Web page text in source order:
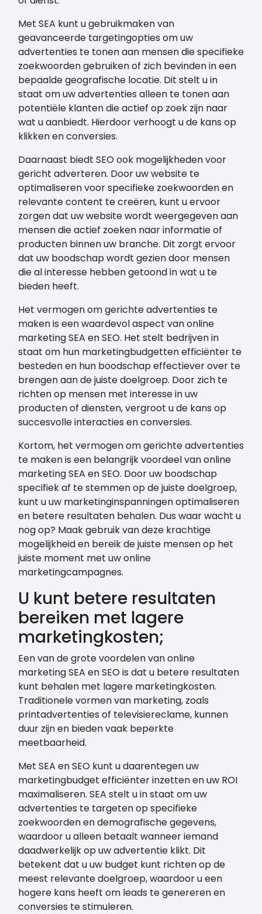
Met SEA kunt u gebruikmaken van
geavanceerde targetingopties om uw
advertenties te tonen aan mensen die specifieke
zoekwoorden gebruiken of zich bevinden in een
bepaalde geografische locatie. Dit stelt u in
staat om uw advertenties alleen te tonen aan
potentiële klanten die actief op zoek zijn naar
wat u aanbiedt. Hierdoor verhoogt u de kans op
klikken en conversies.
Daarnaast biedt SEO ook mogelijkheden voor
gericht adverteren. Door uw website te
optimaliseren voor specifieke zoekwoorden en
relevante content te creëren, kunt u ervoor
zorgen dat uw website wordt weergegeven aan
mensen die actief zoeken naar informatie of
producten binnen uw branche. Dit zorgt ervoor
dat uw boodschap wordt gezien door mensen
die al interesse hebben getoond in wat u te
bieden heeft.
Het vermogen om gerichte advertenties te
maken is een waardevol aspect van online
marketing SEA en SEO. Het stelt bedrijven in
staat om hun marketingbudgetten efficiënter te
besteden en hun boodschap effectiever over te
brengen aan de juiste doelgroep. Door zich te
richten op mensen met interesse in uw
producten of diensten, vergroot u de kans op
succesvolle interacties en conversies.
Kortom, het vermogen om gerichte advertenties
te maken is een belangrijk voordeel van online
marketing SEA en SEO. Door uw boodschap
specifiek af te stemmen op de juiste doelgroep,
kunt u uw marketinginspanningen optimaliseren
en betere resultaten behalen. Dus waar wacht u
nog op? Maak gebruik van deze krachtige
mogelijkheid en bereik de juiste mensen op het
juiste moment met uw online
marketingcampagnes.
U kunt betere resultaten
bereiken met lagere
marketingkosten;
Een van de grote voordelen van online
marketing SEA en SEO is dat u betere resultaten
kunt behalen met lagere marketingkosten.
Traditionele vormen van marketing, zoals
printadvertenties of televisiereclame, kunnen
duur zijn en bieden vaak beperkte
meetbaarheid.
Met SEA en SEO kunt u daarentegen uw
marketingbudget efficiënter inzetten en uw ROI
maximaliseren. SEA stelt u in staat om uw
advertenties te targeten op specifieke
zoekwoorden en demografische gegevens,
waardoor u alleen betaalt wanneer iemand
daadwerkelijk op uw advertentie klikt. Dit
betekent dat u uw budget kunt richten op de
meest relevante doelgroep, waardoor u een
hogere kans heeft om leads te genereren en
conversies te stimuleren.